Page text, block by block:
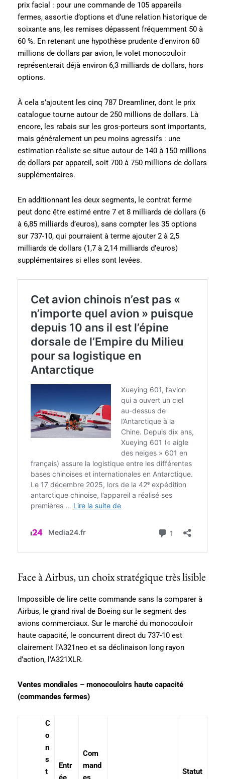
prix facial : pour une commande de 105 appareils
fermes, assortie d’options et d’une relation historique de
soixante ans, les remises dépassent fréquemment 50 à
60 %. En retenant une hypothèse prudente d’environ 60
millions de dollars par avion, le volet monocouloir
représenterait déjà environ 6,3 milliards de dollars, hors
options.
À cela s’ajoutent les cinq 787 Dreamliner, dont le prix
catalogue tourne autour de 250 millions de dollars. Là
encore, les rabais sur les gros-porteurs sont importants,
mais généralement un peu moins agressifs : une
estimation réaliste se situe autour de 140 à 150 millions
de dollars par appareil, soit 700 à 750 millions de dollars
supplémentaires.
En additionnant les deux segments, le contrat ferme
peut donc être estimé entre 7 et 8 milliards de dollars (6
à 6,85 milliards d’euros), sans compter les 35 options
sur 737-10, qui pourraient à terme ajouter 2 à 2,5
milliards de dollars (1,7 à 2,14 milliards d’euros)
supplémentaires si elles sont levées.
Face à Airbus, un choix stratégique très lisible
Impossible de lire cette commande sans la comparer à
Airbus, le grand rival de Boeing sur le segment des
avions commerciaux. Sur le marché du monocouloir
haute capacité, le concurrent direct du 737-10 est
clairement l’A321neo et sa déclinaison long rayon
d’action, l’A321XLR.
Ventes mondiales – monocouloirs haute capacité
(commandes fermes)
C
o
n
s
t
Entr
Com
mand
Statut